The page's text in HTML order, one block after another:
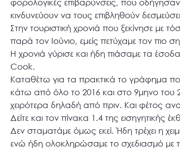
κινδυνεύουν να τους επιβληθούν
Στην τουριστική χρονιά που ξεκίνησε με
παρά τον Ιούνιο, εμείς πετύχαμε τον πιο
Η χρονιά γύρισε και ήδη πιάσαμε τα
Cook.
Καταθέτω για τα πρακτικά το γράφημα
κάτω από όλο το 2016 και στο 9μηνο
χειρότερα δηλαδή από πριν. Και φέτος
Δείτε και τον πίνακα 1.4 της εισηγητικής
Δεν σταματάμε όμως εκεί. Ήδη τρέχει η
ενώ ήδη ολοκληρώσαμε το σχεδιασμό με